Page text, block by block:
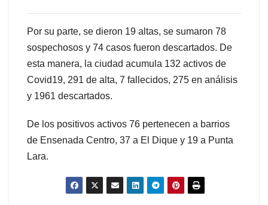
Por su parte, se dieron 19 altas, se sumaron 78
sospechosos y 74 casos fueron descartados. De
esta manera, la ciudad acumula 132 activos de
Covid19, 291 de alta, 7 fallecidos, 275 en análisis
y 1961 descartados.
De los positivos activos 76 pertenecen a barrios
de Ensenada Centro, 37 a El Dique y 19 a Punta
Lara.